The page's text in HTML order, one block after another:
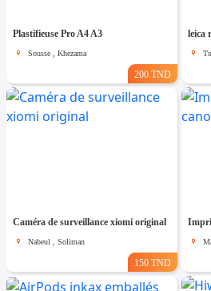
Plastifieuse Pro A4 A3
Sousse , Khezama
200 TND
Caméra de surveillance xiomi original
Nabeul , Soliman
150 TND